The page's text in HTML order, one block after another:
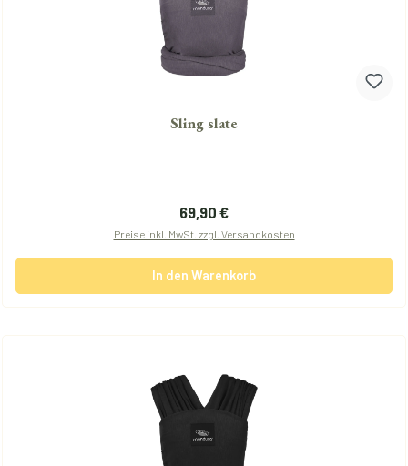
Sling slate
Regulärer Preis:
69,90 €
Preise inkl. MwSt. zzgl. Versandkosten
In den Warenkorb